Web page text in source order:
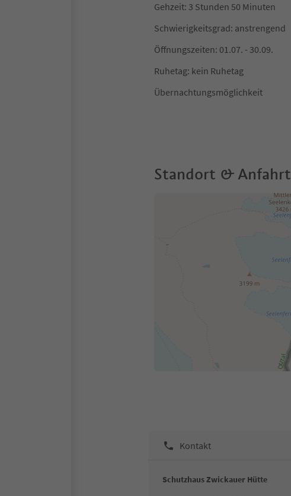
Gehzeit: 3 Stunden 50 Minuten
Schwierigkeitsgrad: anstrengend
Öffnungszeiten: 01.07. - 30.09.
Ruhetag: kein Ruhetag
Übernachtungsmöglichkeit
Standort & Anfahrt
Kontakt
Schutzhaus Zwickauer Hütte